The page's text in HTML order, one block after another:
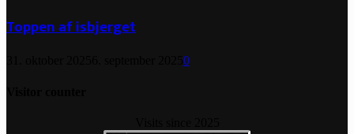
Toppen af isbjerget
0